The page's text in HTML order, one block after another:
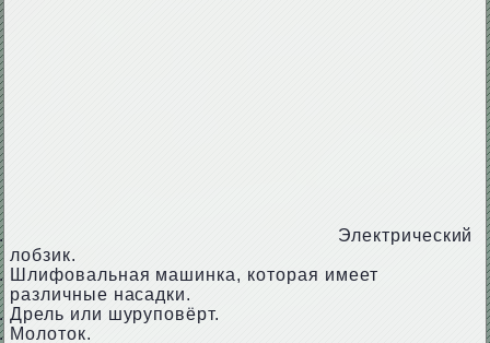
Электрический
лобзик.
Шлифовальная машинка, которая имеет
различные насадки.
Дрель или шуруповёрт.
Молоток.